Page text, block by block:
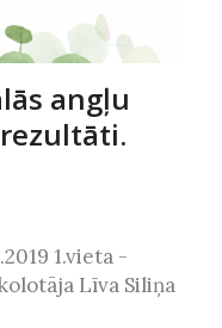
angļu
1.vieta -
Līva Siliņa